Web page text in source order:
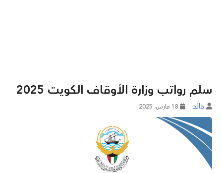
سلم رواتب وزارة الأوقاف الكويت 2025
خالد